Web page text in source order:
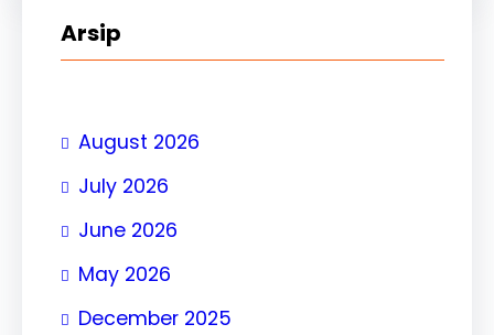
c
Arsip
August 2026
July 2026
June 2026
May 2026
December 2025